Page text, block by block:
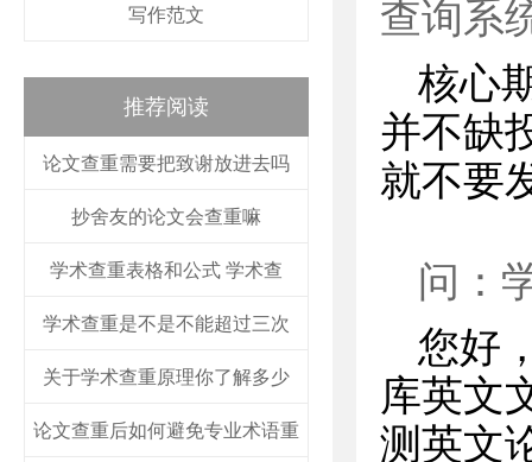
写作范文
推荐阅读
论文查重需要把致谢放进去吗
抄舍友的论文会查重嘛
学术查重表格和公式 学术查
学术查重是不是不能超过三次
关于学术查重原理你了解多少
论文查重后如何避免专业术语重
查询系
核心
并不缺
就不要
问：
您好
库英文
测英文